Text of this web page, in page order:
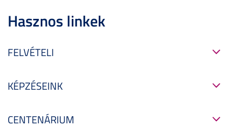
Hasznos linkek
FELVÉTELI
KÉPZÉSEINK
CENTENÁRIUM